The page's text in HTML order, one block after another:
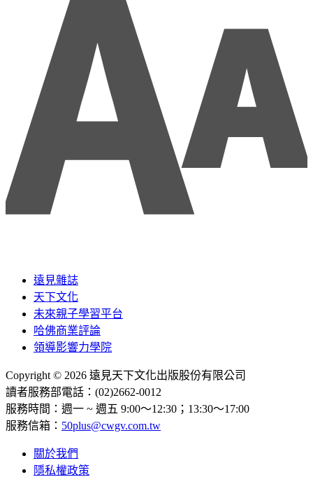
遠見雜誌
天下文化
未來親子學習平台
哈佛商業評論
領導影響力學院
Copyright © 2026 遠見天下文化出版股份有限公司
讀者服務部電話：(02)2662-0012
服務時間：週一 ~ 週五 9:00～12:30；13:30～17:00
服務信箱： 50plus@cwgv.com.tw
關於我們
隱私權政策